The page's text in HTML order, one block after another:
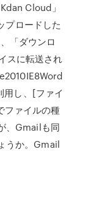
Cloud」
プロードした
「ダウンロ
スに転送され
し、[ファイ
ファイルの種
、Gmailも同
うか。Gmail